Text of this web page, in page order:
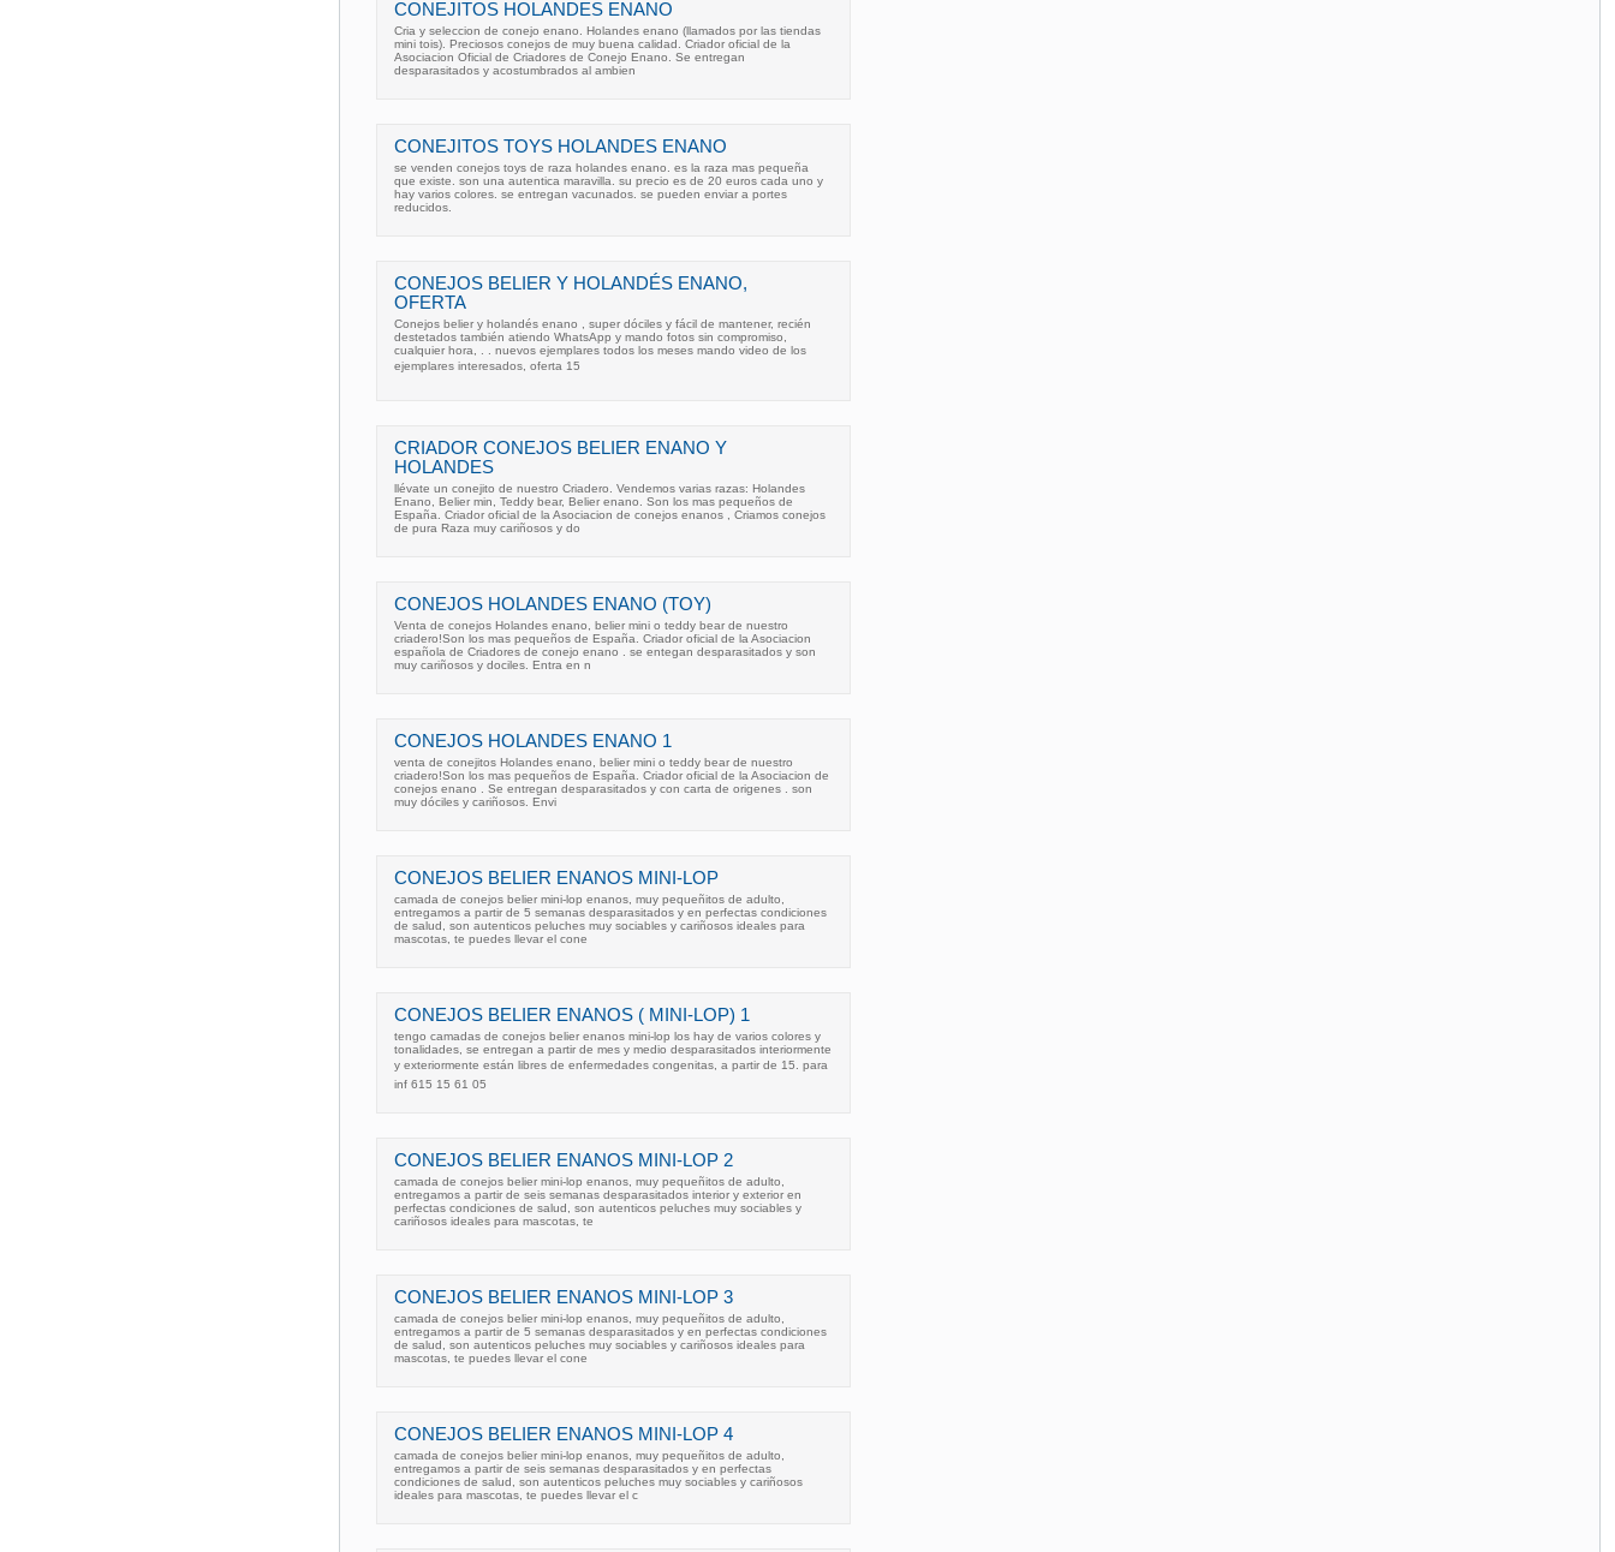
CONEJITOS HOLANDES ENANO
Cria y seleccion de conejo enano. Holandes enano (llamados por las tiendas
mini tois). Preciosos conejos de muy buena calidad. Criador oficial de la
Asociacion Oficial de Criadores de Conejo Enano. Se entregan
desparasitados y acostumbrados al ambien
CONEJITOS TOYS HOLANDES ENANO
se venden conejos toys de raza holandes enano. es la raza mas pequeña
que existe. son una autentica maravilla. su precio es de 20 euros cada uno y
hay varios colores. se entregan vacunados. se pueden enviar a portes
reducidos.
CONEJOS BELIER Y HOLANDÉS ENANO,
OFERTA
Conejos belier y holandés enano , super dóciles y fácil de mantener, recién
destetados también atiendo WhatsApp y mando fotos sin compromiso,
cualquier hora, . . nuevos ejemplares todos los meses mando video de los
ejemplares interesados, oferta 15
CRIADOR CONEJOS BELIER ENANO Y
HOLANDES
llévate un conejito de nuestro Criadero. Vendemos varias razas: Holandes
Enano, Belier min, Teddy bear, Belier enano. Son los mas pequeños de
España. Criador oficial de la Asociacion de conejos enanos , Criamos conejos
de pura Raza muy cariñosos y do
CONEJOS HOLANDES ENANO (TOY)
Venta de conejos Holandes enano, belier mini o teddy bear de nuestro
criadero!Son los mas pequeños de España. Criador oficial de la Asociacion
española de Criadores de conejo enano . se entegan desparasitados y son
muy cariñosos y dociles. Entra en n
CONEJOS HOLANDES ENANO 1
venta de conejitos Holandes enano, belier mini o teddy bear de nuestro
criadero!Son los mas pequeños de España. Criador oficial de la Asociacion de
conejos enano . Se entregan desparasitados y con carta de origenes . son
muy dóciles y cariñosos. Envi
CONEJOS BELIER ENANOS MINI-LOP
camada de conejos belier mini-lop enanos, muy pequeñitos de adulto,
entregamos a partir de 5 semanas desparasitados y en perfectas condiciones
de salud, son autenticos peluches muy sociables y cariñosos ideales para
mascotas, te puedes llevar el cone
CONEJOS BELIER ENANOS ( MINI-LOP) 1
tengo camadas de conejos belier enanos mini-lop los hay de varios colores y
tonalidades, se entregan a partir de mes y medio desparasitados interiormente
y exteriormente están libres de enfermedades congenitas, a partir de 15. para
inf 615 15 61 05
CONEJOS BELIER ENANOS MINI-LOP 2
camada de conejos belier mini-lop enanos, muy pequeñitos de adulto,
entregamos a partir de seis semanas desparasitados interior y exterior en
perfectas condiciones de salud, son autenticos peluches muy sociables y
cariñosos ideales para mascotas, te
CONEJOS BELIER ENANOS MINI-LOP 3
camada de conejos belier mini-lop enanos, muy pequeñitos de adulto,
entregamos a partir de 5 semanas desparasitados y en perfectas condiciones
de salud, son autenticos peluches muy sociables y cariñosos ideales para
mascotas, te puedes llevar el cone
CONEJOS BELIER ENANOS MINI-LOP 4
camada de conejos belier mini-lop enanos, muy pequeñitos de adulto,
entregamos a partir de seis semanas desparasitados y en perfectas
condiciones de salud, son autenticos peluches muy sociables y cariñosos
ideales para mascotas, te puedes llevar el c